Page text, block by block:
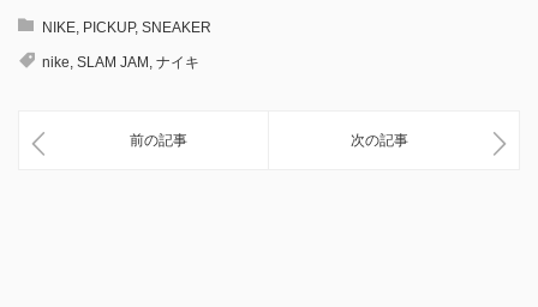
NIKE, PICKUP, SNEAKER
nike, SLAM JAM , ナイキ
前の記事 次の記事